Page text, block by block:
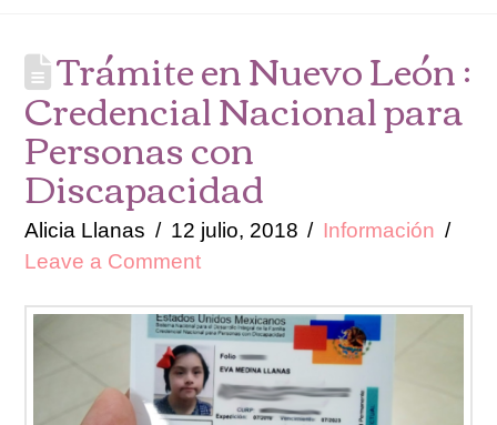
Trámite en Nuevo León :
Credencial Nacional para
Personas con
Discapacidad
Alicia Llanas 12 julio, 2018
Información
Leave a Comment